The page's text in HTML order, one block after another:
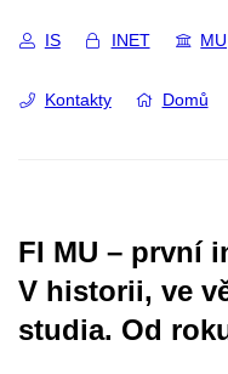
IS INET MU
Kontakty Domů
FI MU – první
V historii, ve
studia. Od